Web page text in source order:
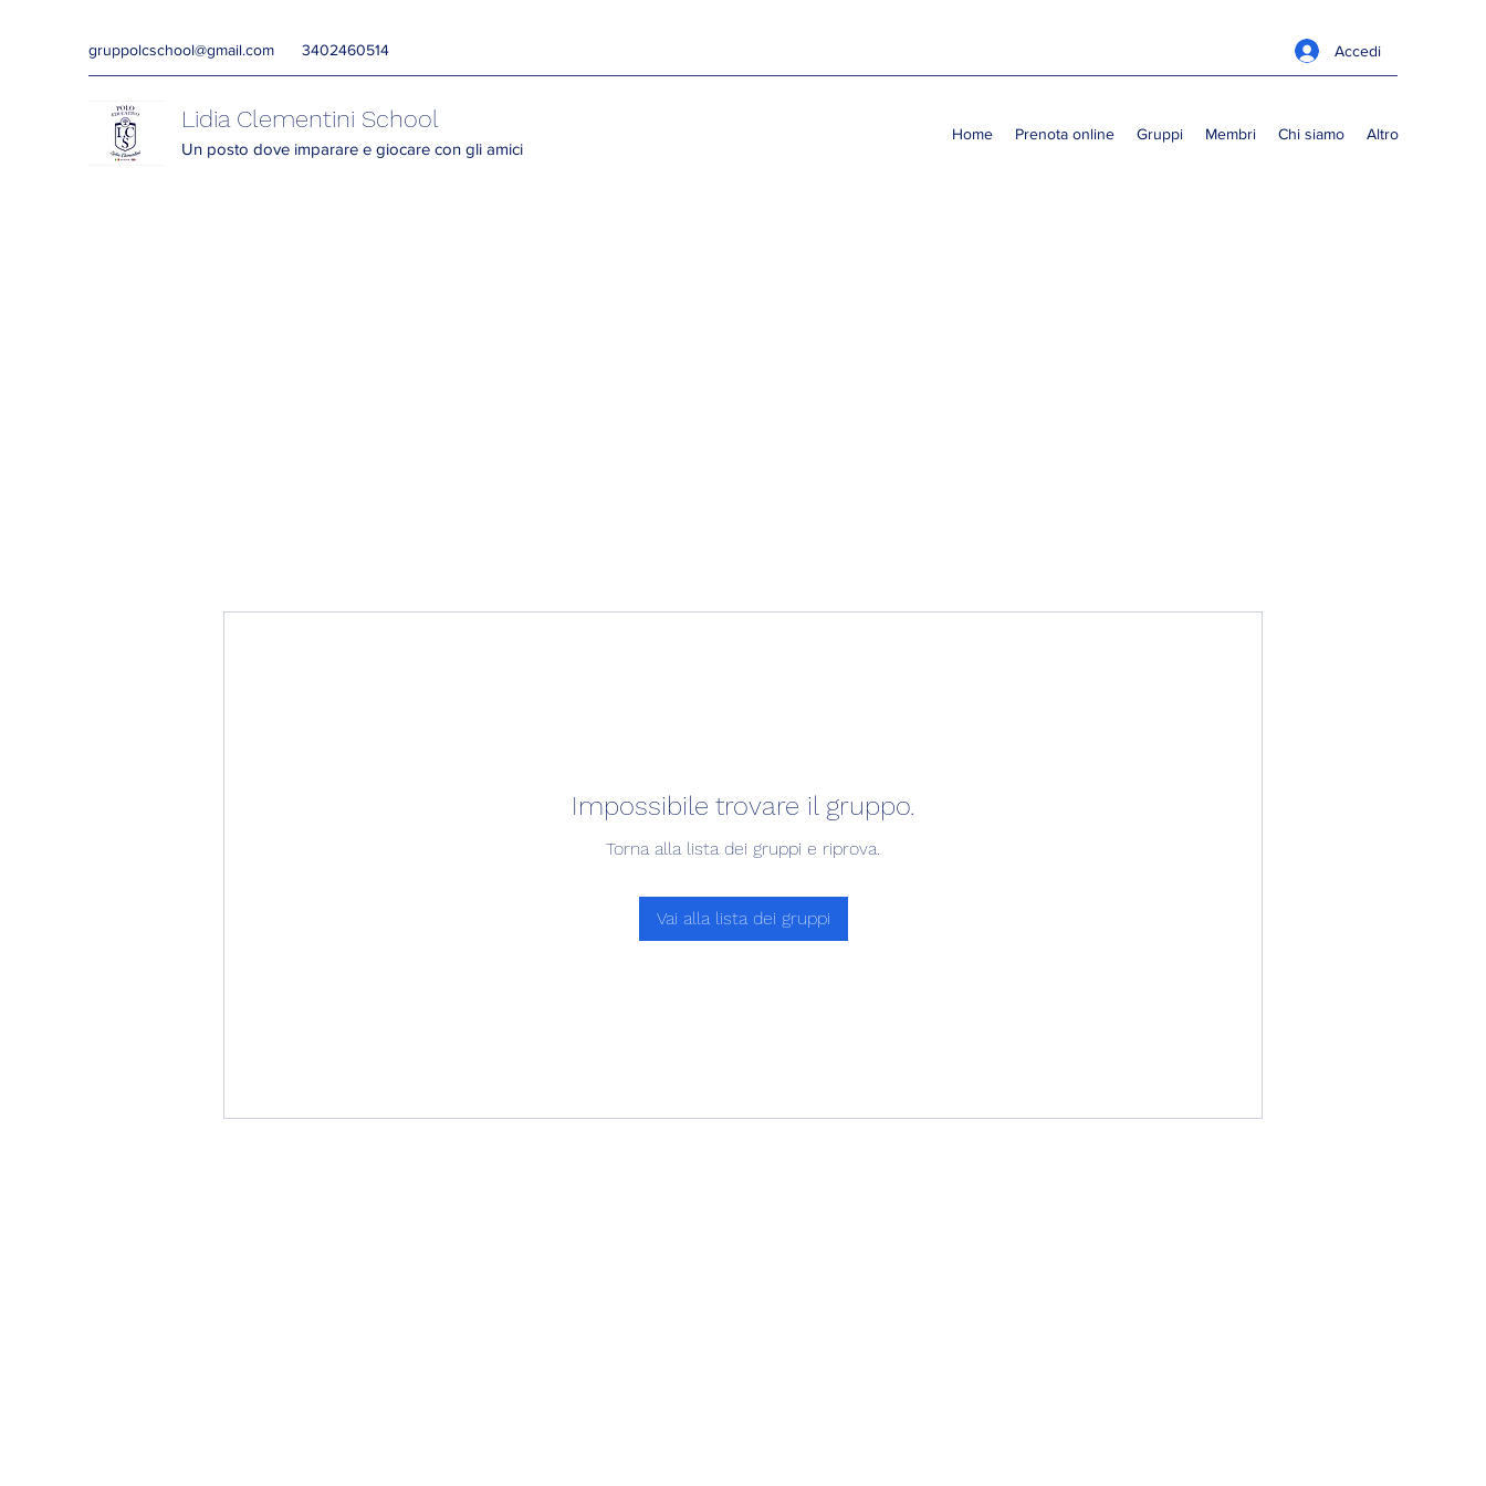
gruppolcschool@gmail.com 3402460514 Accedi
Lidia Clementini School
Un posto dove imparare e giocare con gli amici
Home Prenota online Gruppi Membri Chi siamo Altro
Impossibile trovare il gruppo.
Torna alla lista dei gruppi e riprova.
Vai alla lista dei gruppi